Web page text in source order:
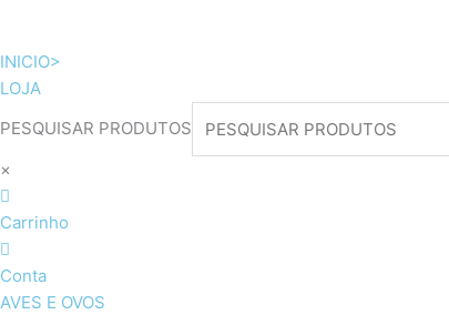
INICIO>
LOJA
PESQUISAR PRODUTOS
×
Carrinho
Conta
AVES E OVOS